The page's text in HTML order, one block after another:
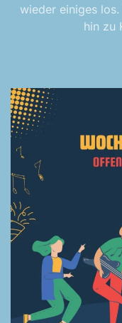
wieder einiges
hin zu